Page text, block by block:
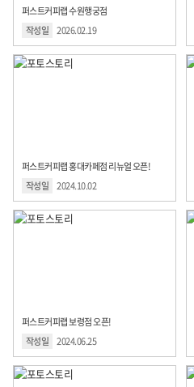
퍼스트커피랩 수원행궁점
작성일 2026.02.19
퍼스트커피랩 홍대카페점 리뉴얼 오픈!
작성일 2024.10.02
퍼스트커피랩 보령점 오픈!
작성일 2024.06.25